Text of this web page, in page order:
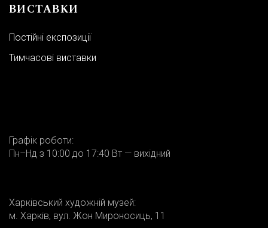
м. Харків, вул. Жон Мироносиць, 9
Відділ роботи з відвідувачами:
ВИСТАВКИ
Постійні експозиції
Тимчасові виставки
Графік роботи:
Пн–Нд з 10:00 до 17:40 Вт — вихідний
Харківський художній музей:
м. Харків, вул. Жон Мироносиць, 11